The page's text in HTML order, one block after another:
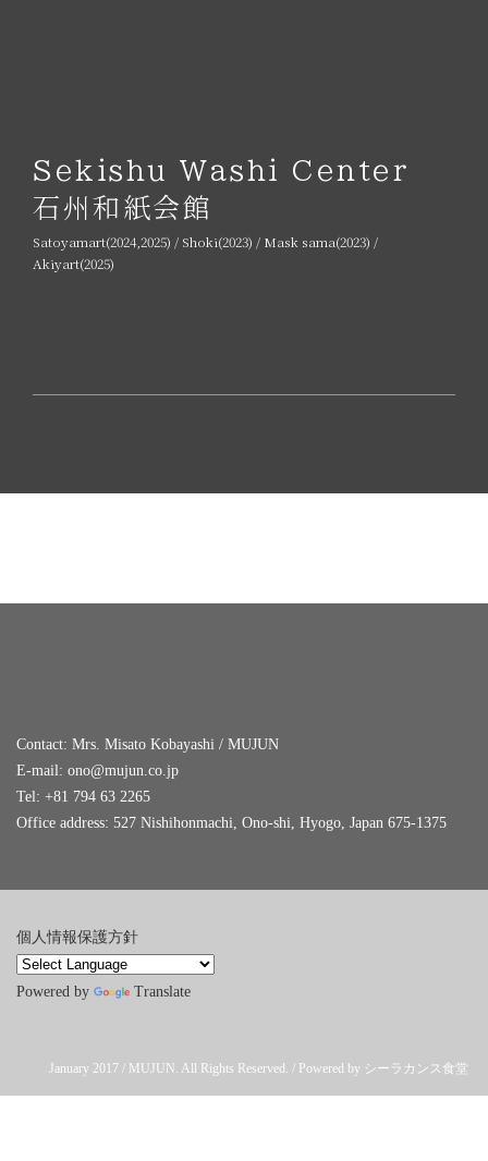
Sekishu Washi Center
石州和紙会館
Satoyamart(2024,2025) / Shoki(2023) / Mask sama(2023) /
Akiyart(2025)
Contact: Mrs. Misato Kobayashi / MUJUN
E-mail: ono@mujun.co.jp
Tel: +81 794 63 2265
Office address: 527 Nishihonmachi, Ono-shi, Hyogo, Japan 675-1375
個人情報保護方針
Powered by Translate
January 2017 / MUJUN. All Rights Reserved. / Powered by シーラカンス食堂